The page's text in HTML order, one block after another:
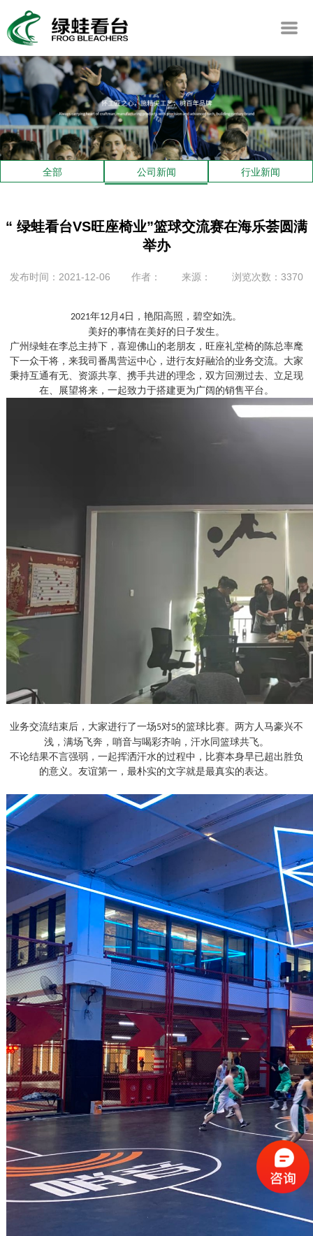
全部 公司新闻 行业新闻
“ 绿蛙看台VS旺座椅业”篮球交流赛在海乐荟圆满
举办
发布时间：2021-12-06 作者： 来源： 浏览次数：3370
2021年12月4 日，艳阳高照，碧空如洗。
美好的事情在美好的日子发生。
广州绿蛙在李总主持下，喜迎佛山的老朋友，旺座礼堂椅的陈总率麾
下一众干将，来我司番禺营运中心，进行友好融洽的业务交流。大家
秉持互通有无、资源共享、携手共进的理念，双方回溯过去、立足现
在、展望将来，一起致力于搭建更为广阔的销售平台。
业务交流结束后，大家进行了一场5对5的篮球比赛。两方人马豪兴不
浅，满场飞奔，哨音与喝彩齐响，汗水同篮球共飞。
不论结果不言强弱，一起挥洒汗水的过程中，比赛本身早已超出胜负
的意义。友谊第一，最朴实的文字就是最真实的表达。